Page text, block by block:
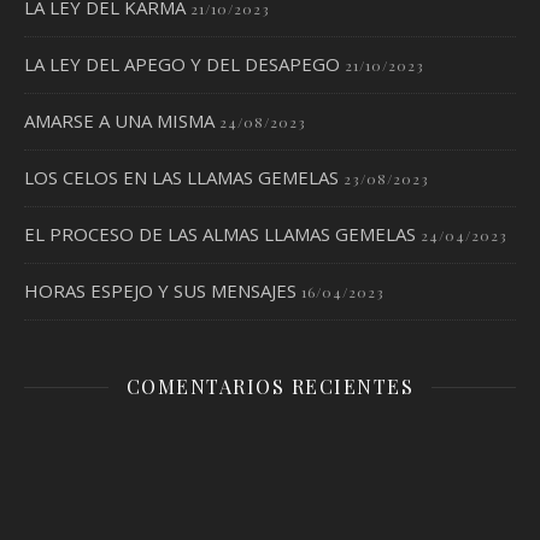
LA LEY DEL KARMA 21/10/2023
LA LEY DEL APEGO Y DEL DESAPEGO 21/10/2023
AMARSE A UNA MISMA 24/08/2023
LOS CELOS EN LAS LLAMAS GEMELAS 23/08/2023
EL PROCESO DE LAS ALMAS LLAMAS GEMELAS 24/04/2023
HORAS ESPEJO Y SUS MENSAJES 16/04/2023
COMENTARIOS RECIENTES